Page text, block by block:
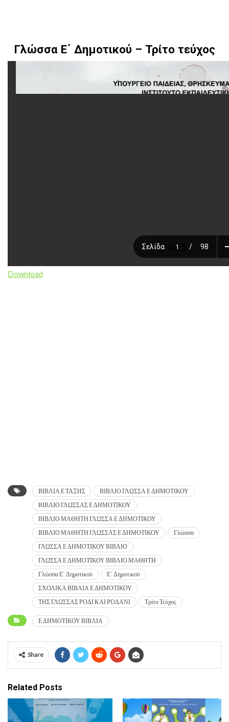
Γλώσσα Ε΄ Δημοτικού – Τρίτο τεύχος
Download
ΒΙΒΛΙΑ Ε ΤΑΞΗΣ
ΒΙΒΛΙΟ ΓΛΩΣΣΑ Ε ΔΗΜΟΤΙΚΟΥ
ΒΙΒΛΙΟ ΓΛΩΣΣΑΣ Ε ΔΗΜΟΤΙΚΟΥ
ΒΙΒΛΙΟ ΜΑΘΗΤΗ ΓΛΩΣΣΑ Ε ΔΗΜΟΤΙΚΟΥ
ΒΙΒΛΙΟ ΜΑΘΗΤΗ ΓΛΩΣΣΑΣ Ε ΔΗΜΟΤΙΚΟΥ
Γλώσσα
ΓΛΩΣΣΑ Ε ΔΗΜΟΤΙΚΟΥ ΒΙΒΛΙΟ
ΓΛΩΣΣΑ Ε ΔΗΜΟΤΙΚΟΥ ΒΙΒΛΙΟ ΜΑΘΗΤΗ
Γλώσσα Ε΄ Δημοτικού
Ε΄ Δημοτικού
ΣΧΟΛΙΚΑ ΒΙΒΛΙΑ Ε ΔΗΜΟΤΙΚΟΥ
ΤΗΣ ΓΛΩΣΣΑΣ ΡΟΔΙ ΚΑΙ ΡΟΔΑΝΙ
Τρίτο Τεύχος
Ε ΔΗΜΟΤΙΚΟΥ ΒΙΒΛΙΑ
Share
Related Posts